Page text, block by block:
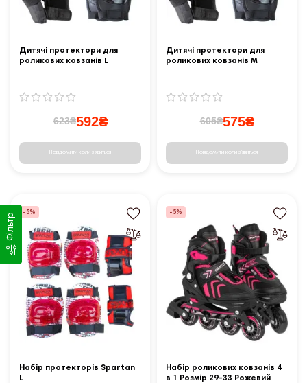
Фільтр
Дитячі протектори для
роликових ковзанів L
623₴592₴
Повідомити коли з'явиться
Дитячі протектори для
роликових ковзанів M
605₴575₴
Повідомити коли з'явиться
-5%
Набір протекторів Spartan
L
-5%
Набір роликових ковзанів 4
в 1 Розмір 29-33 Рожевий